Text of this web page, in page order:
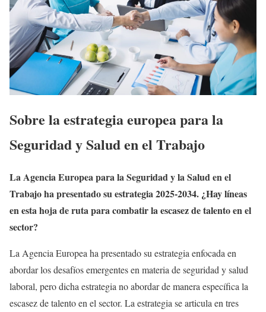
Sobre la estrategia europea para la
Seguridad y Salud en el Trabajo
La Agencia Europea para la Seguridad y la Salud en el
Trabajo ha presentado su estrategia 2025-2034. ¿Hay líneas
en esta hoja de ruta para combatir la escasez de talento en el
sector?
La Agencia Europea ha presentado su estrategia enfocada en
abordar los desafíos emergentes en materia de seguridad y salud
laboral, pero dicha estrategia no abordar de manera específica la
escasez de talento en el sector. La estrategia se articula en tres